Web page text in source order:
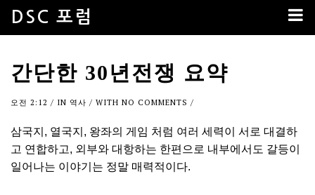
DSC 포럼
간단한 30년전쟁 요약
오전 2:12 / IN 역사 / WITH NO COMMENTS /
삼국지, 열국지, 왕좌의 게임 처럼 여러 세력이 서로 대결하
고 연합하고, 외부와 대항하는 한편으로 내부에서도 갈등이
일어나는 이야기는 정말 매력적이다.